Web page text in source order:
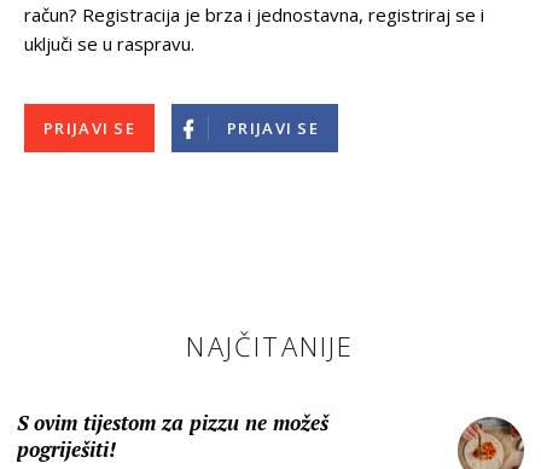
račun? Registracija je brza i jednostavna, registriraj se i
uključi se u raspravu.
PRIJAVI SE PRIJAVI SE
NAJČITANIJE
S ovim tijestom za pizzu ne možeš
pogriješiti!